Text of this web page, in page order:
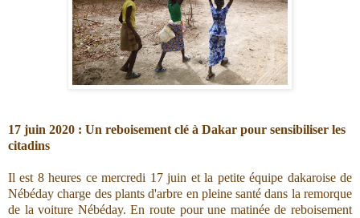
17 juin 2020 : Un reboisement clé à Dakar pour sensibiliser les
citadins
Il est 8 heures ce mercredi 17 juin et la petite équipe dakaroise de
Nébéday charge des plants d'arbre en pleine santé dans la remorque
de la voiture Nébéday. En route pour une matinée de reboisement